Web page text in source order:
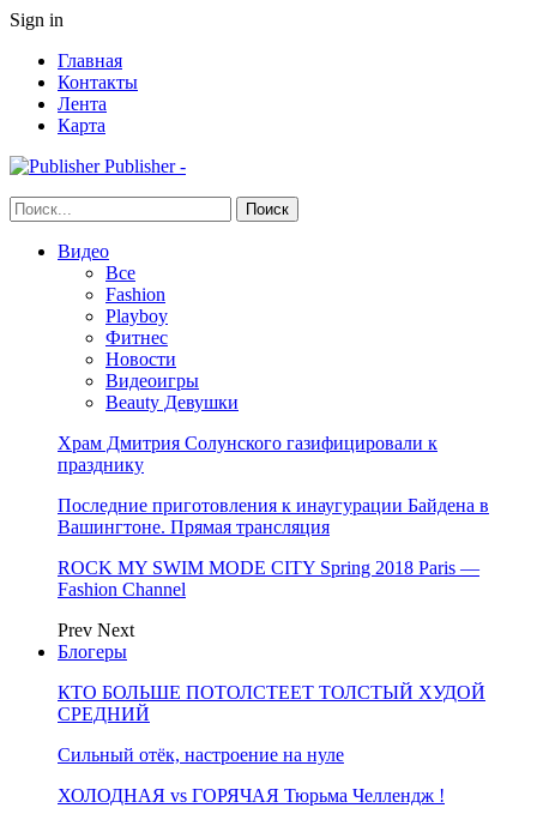
Sign in
Главная
Контакты
Лента
Карта
Publisher -
Видео
Все
Fashion
Playboy
Фитнес
Новости
Видеоигры
Beauty Девушки
Храм Дмитрия Солунского газифицировали к
празднику
Последние приготовления к инаугурации Байдена в
Вашингтоне. Прямая трансляция
ROCK MY SWIM MODE CITY Spring 2018 Paris —
Fashion Channel
Prev Next
Блогеры
КТО БОЛЬШЕ ПОТОЛСТЕЕТ ТОЛСТЫЙ ХУДОЙ
СРЕДНИЙ
Сильный отёк, настроение на нуле
ХОЛОДНАЯ vs ГОРЯЧАЯ Тюрьма Челлендж !